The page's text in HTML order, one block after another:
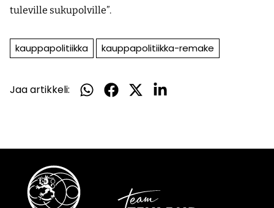
tuleville sukupolville”.
kauppapolitiikka kauppapolitiikka-remake
Jaa artikkeli:
Jaa
Jaa
Jaa
Jaa